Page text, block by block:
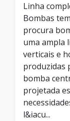
Linha
Bombas
procura
uma ampla
verticais e
produzidas
bomba
projetada
l&iacu...